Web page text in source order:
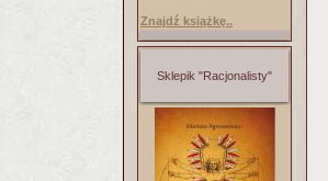
Znajdź książkę..
Sklepik "Racjonalisty"